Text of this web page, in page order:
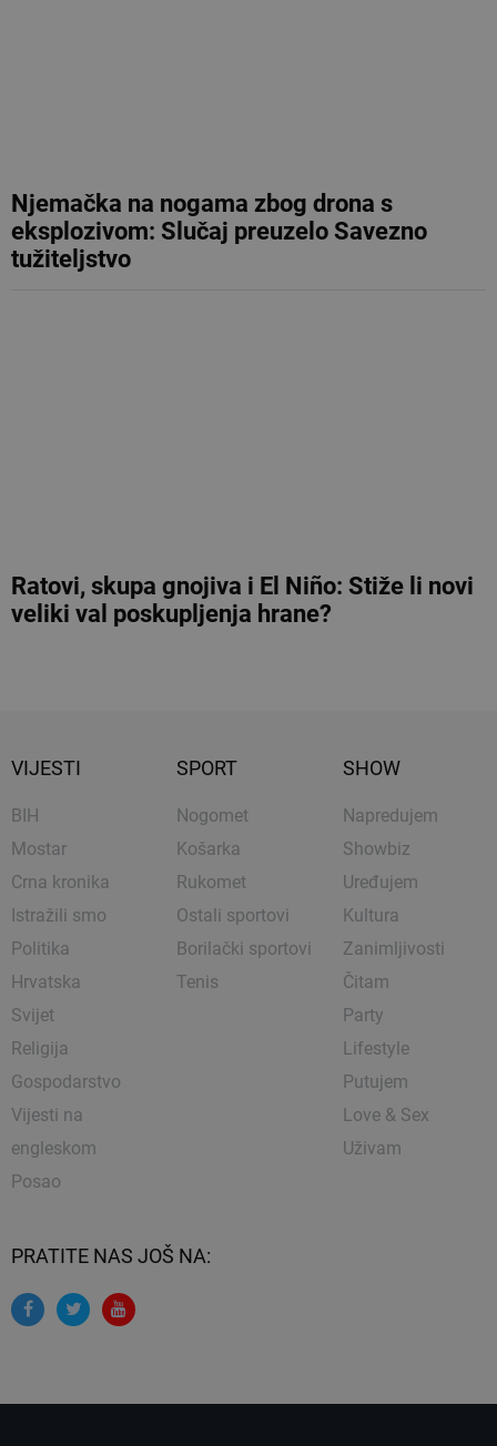
Njemačka na nogama zbog drona s
eksplozivom: Slučaj preuzelo Savezno
tužiteljstvo
Ratovi, skupa gnojiva i El Niño: Stiže li novi
veliki val poskupljenja hrane?
VIJESTI
BIH
Mostar
Crna kronika
Istražili smo
Politika
Hrvatska
Svijet
Religija
Gospodarstvo
Vijesti na
engleskom
Posao
SPORT
Nogomet
Košarka
Rukomet
Ostali sportovi
Borilački sportovi
Tenis
SHOW
Napredujem
Showbiz
Uređujem
Kultura
Zanimljivosti
Čitam
Party
Lifestyle
Putujem
Love & Sex
Uživam
PRATITE NAS JOŠ NA: